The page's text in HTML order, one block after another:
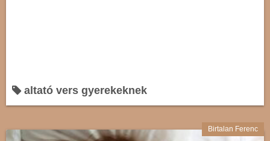
altató vers gyerekeknek
Birtalan Ferenc